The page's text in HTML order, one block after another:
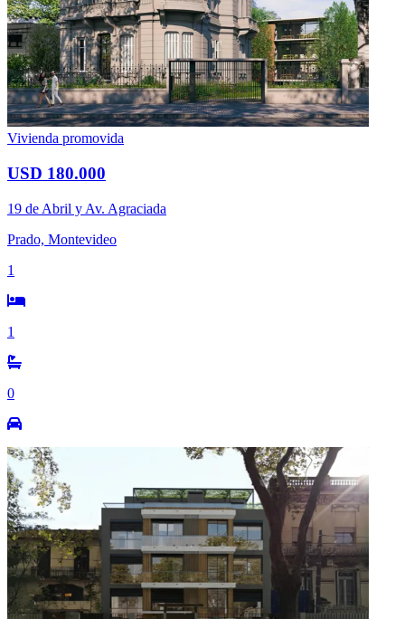
Vivienda promovida
USD 180.000
19 de Abril y Av. Agraciada
Prado, Montevideo
1
1
0